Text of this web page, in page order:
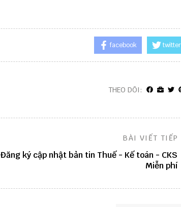
facebook twitter
THEO DÕI:
BÀI VIẾT TIẾP
Đăng ký cập nhật bản tin Thuế - Kế toán - CKS
Miễn phí